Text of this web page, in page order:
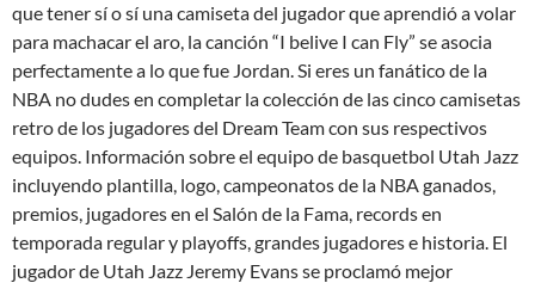
que tener sí o sí una camiseta del jugador que aprendió a volar
para machacar el aro, la canción “I belive I can Fly” se asocia
perfectamente a lo que fue Jordan. Si eres un fanático de la
NBA no dudes en completar la colección de las cinco camisetas
retro de los jugadores del Dream Team con sus respectivos
equipos. Información sobre el equipo de basquetbol Utah Jazz
incluyendo plantilla, logo, campeonatos de la NBA ganados,
premios, jugadores en el Salón de la Fama, records en
temporada regular y playoffs, grandes jugadores e historia. El
jugador de Utah Jazz Jeremy Evans se proclamó mejor